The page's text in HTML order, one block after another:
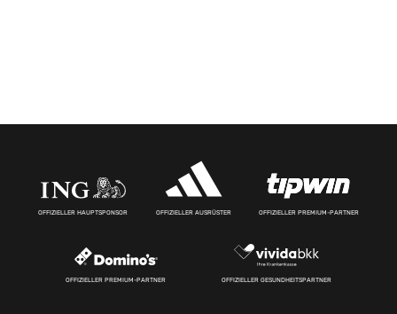
OFFIZIELLER HAUPTSPONSOR OFFIZIELLER AUSRÜSTER OFFIZIELLER PREMIUM-PARTNER
OFFIZIELLER PREMIUM-PARTNER OFFIZIELLER GESUNDHEITSPARTNER